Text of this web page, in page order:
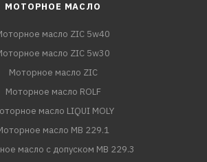
МОТОРНОЕ МАСЛО
масло ZIC 5w40
масло ZIC 5w30
Моторное масло ZIC
Моторное масло ROLF
масло LIQUI MOLY
масло MB 229.1
масло с допуском MB 229.3